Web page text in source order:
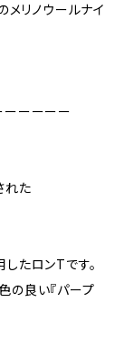
メリノウールナイ
ーーーー
れた
たロンTです。
の良い『パープ